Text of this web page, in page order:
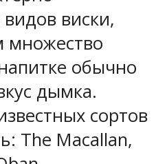
виски,
множество
обычно
дымка.
сортов
The Macallan,